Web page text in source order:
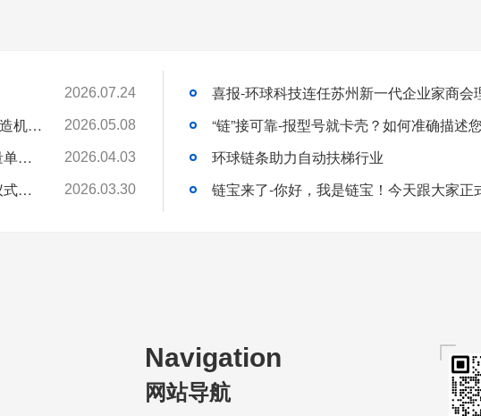
2026.07.24
苏州环球科技股份有限公司与苏州大学共建智能制造机器人研究院 2026.05.08
链承技术小课堂-节数、米数、寸、分：链条的计量单位，你分得清吗？ 2026.04.03
环球动态-环球（泰国）有限公司新工厂开工奠基仪式圆满礼成！全球化战略迈出坚实一步 2026.03.30
“链”接可靠-报型号就卡壳？如何准确描述
环球链条助力自动扶梯行业
链宝来了-你好，我是链宝！今天跟大家正
Navigation
网站导航